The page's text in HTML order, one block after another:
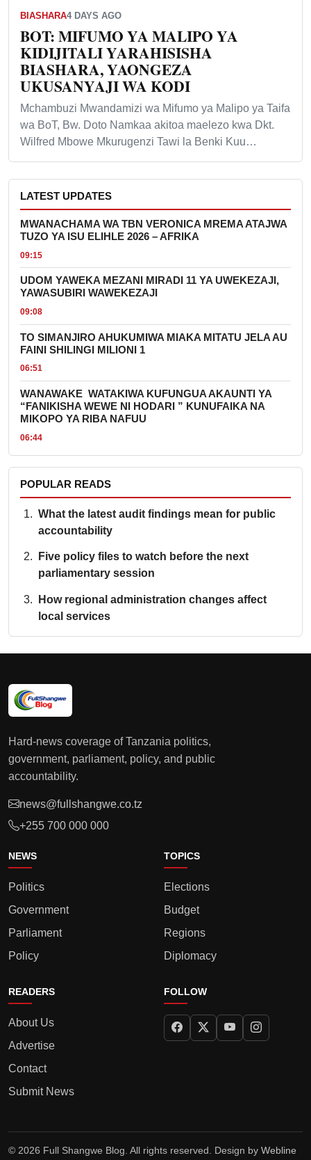
BIASHARA4 DAYS AGO
BOT: MIFUMO YA MALIPO YA
KIDIJITALI YARAHISISHA
BIASHARA, YAONGEZA
UKUSANYAJI WA KODI
Mchambuzi Mwandamizi wa Mifumo ya Malipo ya Taifa
wa BoT, Bw. Doto Namkaa akitoa maelezo kwa Dkt.
Wilfred Mbowe Mkurugenzi Tawi la Benki Kuu…
LATEST UPDATES
MWANACHAMA WA TBN VERONICA MREMA ATAJWA
TUZO YA ISU ELIHLE 2026 – AFRIKA
09:15
UDOM YAWEKA MEZANI MIRADI 11 YA UWEKEZAJI,
YAWASUBIRI WAWEKEZAJI
09:08
TO SIMANJIRO AHUKUMIWA MIAKA MITATU JELA AU
FAINI SHILINGI MILIONI 1
06:51
WANAWAKE WATAKIWA KUFUNGUA AKAUNTI YA
“FANIKISHA WEWE NI HODARI ” KUNUFAIKA NA
MIKOPO YA RIBA NAFUU
06:44
POPULAR READS
What the latest audit findings mean for public
accountability
Five policy files to watch before the next
parliamentary session
How regional administration changes affect
local services
Hard-news coverage of Tanzania politics,
government, parliament, policy, and public
accountability.
news@fullshangwe.co.tz
+255 700 000 000
NEWS
Politics
Government
Parliament
Policy
TOPICS
Elections
Budget
Regions
Diplomacy
READERS
About Us
Advertise
Contact
Submit News
FOLLOW
© 2026 Full Shangwe Blog. All rights reserved. Design by Webline